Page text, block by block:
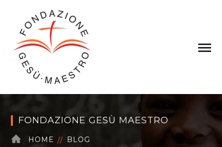
FONDAZIONE GESÙ MAESTRO
HOME
BLOG